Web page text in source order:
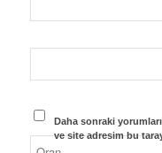
Daha sonraki
ve site adresim bu